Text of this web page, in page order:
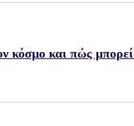
κόσμο και πώς